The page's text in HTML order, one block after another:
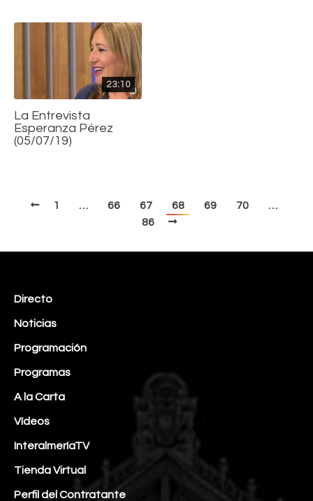
23:10
La Entrevista
Esperanza Pérez
(05/07/19)
1 … 66 67 68 69 70
…
86
Directo
Noticias
Programación
Programas
A la Carta
Vídeos
InteralmeríaTV
Tienda Virtual
Perfil del Contratante